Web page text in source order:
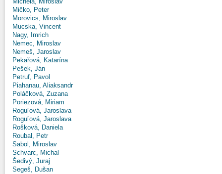
Mičko, Peter
Morovics, Miroslav
Mucska, Vincent
Nagy, Imrich
Nemec, Miroslav
Nemeš, Jaroslav
Pekařová, Katarína
Pešek, Ján
Petruf, Pavol
Piahanau, Aliaksandr
Poláčková, Zuzana
Poriezová, Miriam
Roguľová, Jaroslava
Roguľová, Jaroslava
Rošková, Daniela
Roubal, Petr
Sabol, Miroslav
Schvarc, Michal
Šedivý, Juraj
Segeš, Dušan